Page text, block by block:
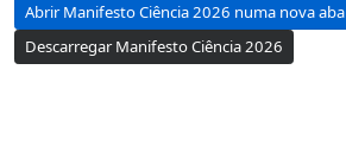
Abrir Manifesto Ciência 2026 numa nova aba
Descarregar Manifesto Ciência 2026